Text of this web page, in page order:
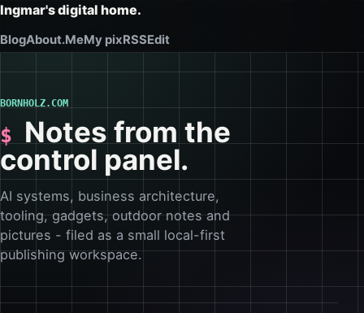
Ingmar's digital home.
BlogAbout.MeMy pixRSSEdit
BORNHOLZ.COM
Notes from the
control panel.
AI systems, business architecture,
tooling, gadgets, outdoor notes and
pictures - filed as a small local-first
publishing workspace.